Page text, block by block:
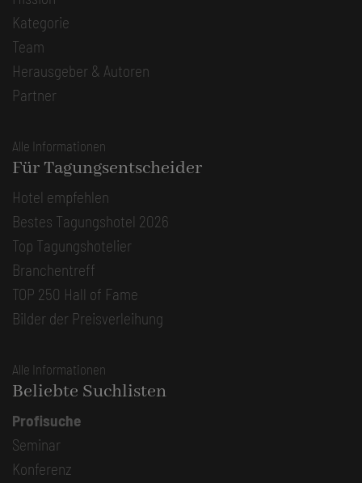
Kategorie
Team
Herausgeber & Autoren
Partner
Alle Informationen
Für Tagungsentscheider
Hotel empfehlen
Bestes Tagungshotel 2026
Top Tagungshotelier
Branchentreff
TOP 250 Hall of Fame
Bilder der Preisverleihung
Alle Informationen
Beliebte Suchlisten
Profisuche
Seminar
Konferenz